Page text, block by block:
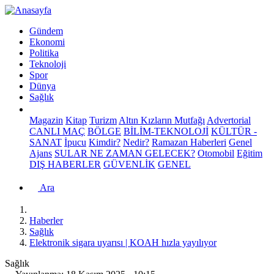
Gündem
Ekonomi
Politika
Teknoloji
Spor
Dünya
Sağlık
Magazin Kitap Turizm Altın Kızların Mutfağı Advertorial
CANLI MAÇ BÖLGE BİLİM-TEKNOLOJİ KÜLTÜR -
SANAT İpucu Kimdir? Nedir? Ramazan Haberleri Genel
Ajans SULAR NE ZAMAN GELECEK? Otomobil Eğitim
DIŞ HABERLER GÜVENLİK GENEL
Ara
Haberler
Sağlık
Elektronik sigara uyarısı | KOAH hızla yayılıyor
Sağlık